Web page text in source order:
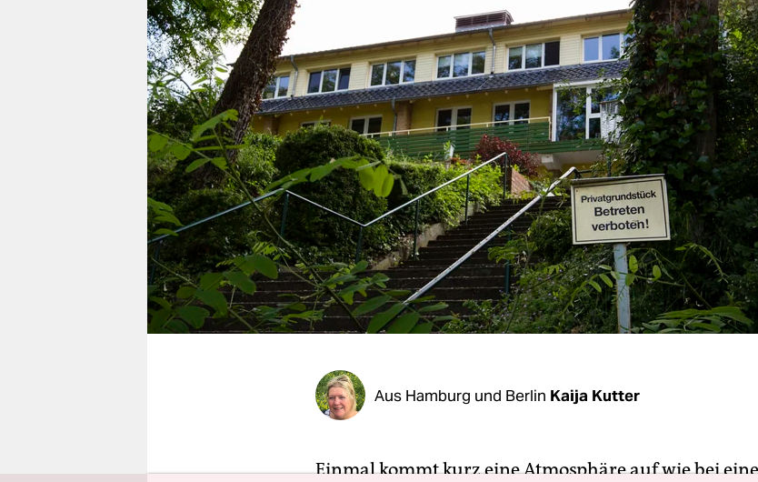
nord
wahrheit
verlag
verlag
veranstaltungen
shop
fragen & hilfe
unterstützen
abo
Aus Hamburg und Berlin Kaija Kutter
Einmal kommt kurz eine Atmosphäre auf wie bei